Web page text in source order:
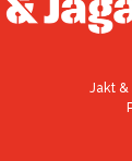
Jakt &